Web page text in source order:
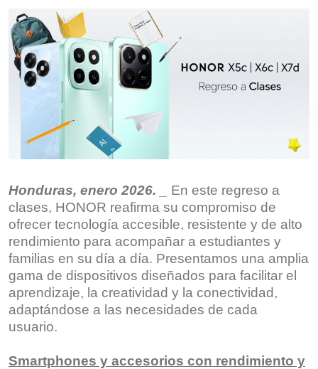
Honduras, enero 2026. _
En este regreso a
clases, HONOR reafirma su compromiso de
ofrecer tecnología accesible, resistente y de alto
rendimiento para acompañar a estudiantes y
familias en su día a día. Presentamos una amplia
gama de dispositivos diseñados para facilitar el
aprendizaje, la creatividad y la conectividad,
adaptándose a las necesidades de cada
usuario.
Smartphones y accesorios con rendimiento y